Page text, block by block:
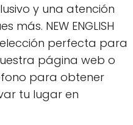
y una atención
más. NEW ENGLISH
elección perfecta para
página web o
para obtener
tu lugar en